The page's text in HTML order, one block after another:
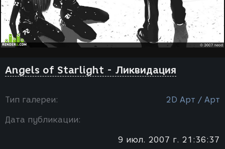
Angels of Starlight - Ликвидация
Тип галереи: 2D Арт / Арт
Дата публикации:
9 июл. 2007 г. 21:36:37